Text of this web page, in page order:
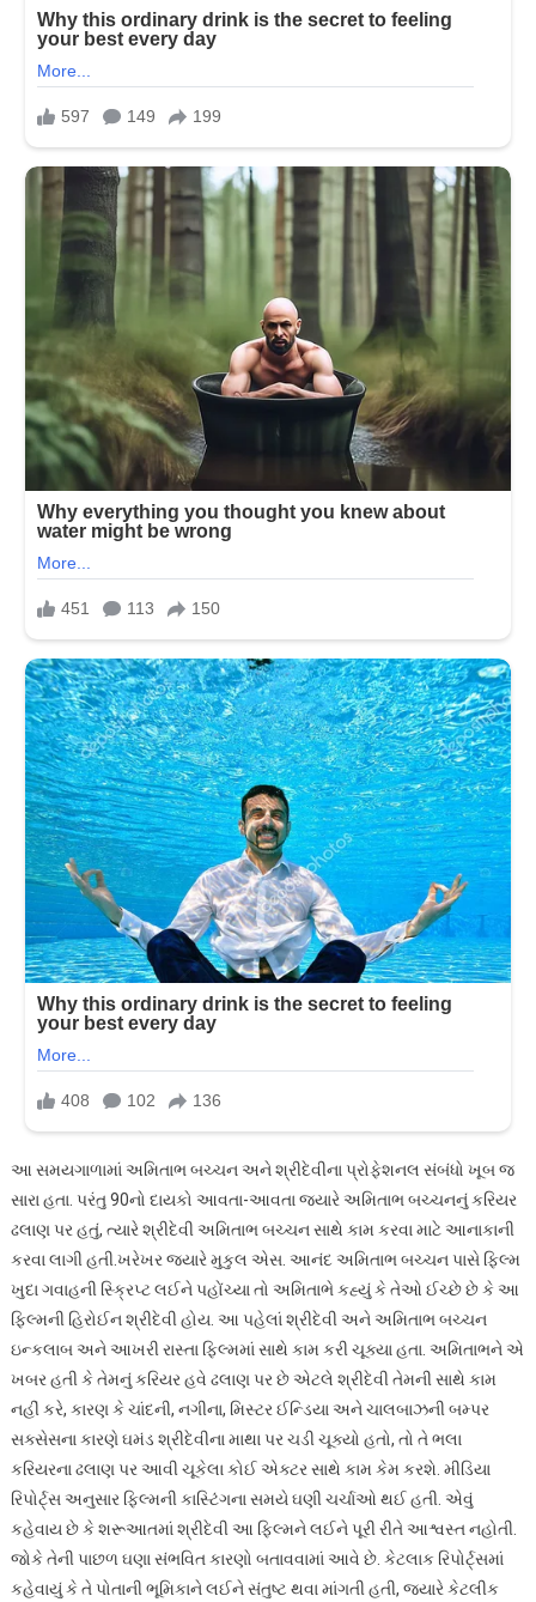
આ સમયગાળામાં અમિતાભ બચ્ચન અને શ્રીદેવીના પ્રોફેશનલ સંબંધો ખૂબ જ
સારા હતા. પરંતુ 90નો દાયકો આવતા-આવતા જ્યારે અમિતાભ બચ્ચનનું કરિયર
ઢલાણ પર હતું, ત્યારે શ્રીદેવી અમિતાભ બચ્ચન સાથે કામ કરવા માટે આનાકાની
કરવા લાગી હતી.ખરેખર જ્યારે મુકુલ એસ. આનંદ અમિતાભ બચ્ચન પાસે ફિલ્મ
ખુદા ગવાહની સ્ક્રિપ્ટ લઈને પહોંચ્યા તો અમિતાભે કહ્યું કે તેઓ ઈચ્છે છે કે આ
ફિલ્મની હિરોઈન શ્રીદેવી હોય. આ પહેલાં શ્રીદેવી અને અમિતાભ બચ્ચન
ઇન્કલાબ અને આખરી રાસ્તા ફિલ્મમાં સાથે કામ કરી ચૂક્યા હતા. અમિતાભને એ
ખબર હતી કે તેમનું કરિયર હવે ઢલાણ પર છે એટલે શ્રીદેવી તેમની સાથે કામ
નહીં કરે, કારણ કે ચાંદની, નગીના, મિસ્ટર ઈન્ડિયા અને ચાલબાઝની બમ્પર
સક્સેસના કારણે ઘમંડ શ્રીદેવીના માથા પર ચડી ચૂક્યો હતો, તો તે ભલા
કરિયરના ઢલાણ પર આવી ચૂકેલા કોઈ એક્ટર સાથે કામ કેમ કરશે. મીડિયા
રિપોર્ટ્સ અનુસાર ફિલ્મની કાસ્ટિંગના સમયે ઘણી ચર્ચાઓ થઈ હતી. એવું
કહેવાય છે કે શરૂઆતમાં શ્રીદેવી આ ફિલ્મને લઈને પૂરી રીતે આશ્વસ્ત નહોતી.
જોકે તેની પાછળ ઘણા સંભવિત કારણો બતાવવામાં આવે છે. કેટલાક રિપોર્ટ્સમાં
કહેવાયું કે તે પોતાની ભૂમિકાને લઈને સંતુષ્ટ થવા માંગતી હતી, જ્યારે કેટલીક